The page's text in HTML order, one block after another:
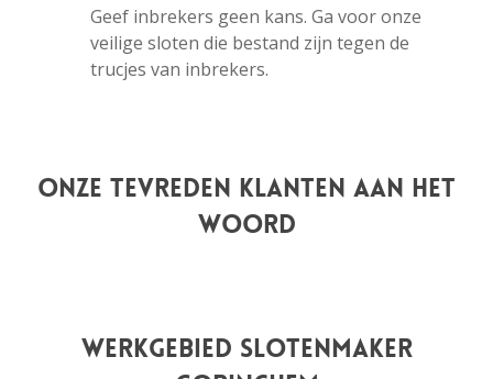
Geef inbrekers geen kans. Ga voor onze
veilige sloten die bestand zijn tegen de
trucjes van inbrekers.
Onze tevreden klanten aan het
woord
Werkgebied slotenmaker